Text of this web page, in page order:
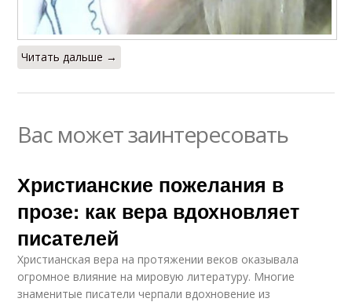
Читать дальше →
Вас может заинтересовать
Христианские пожелания в
прозе: как вера вдохновляет
писателей
Христианская вера на протяжении веков оказывала
огромное влияние на мировую литературу. Многие
знаменитые писатели черпали вдохновение из